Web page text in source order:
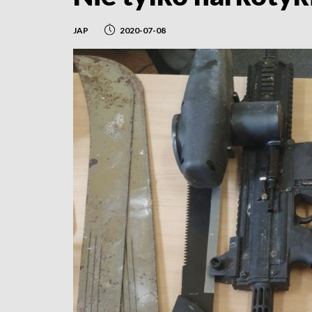
JAP 2020-07-08